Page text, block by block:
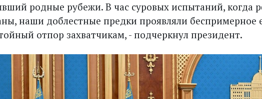
родные рубежи. В час суровых испытаний, когда
наши доблестные предки проявляли беспримерное
отпор захватчикам, - подчеркнул президент.